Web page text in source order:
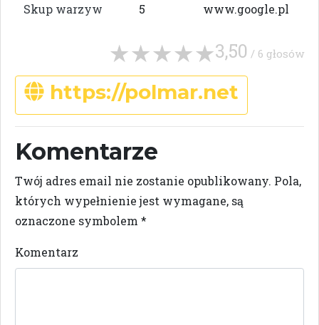
Skup warzyw 5 www.google.pl
3,50 / 6 głosów
https://polmar.net
Komentarze
Twój adres email nie zostanie opublikowany. Pola,
których wypełnienie jest wymagane, są
oznaczone symbolem *
Komentarz